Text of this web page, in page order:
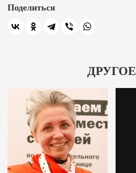
Поделиться
ДРУГОЕ